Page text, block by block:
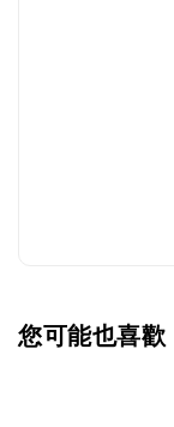
您可能也喜歡